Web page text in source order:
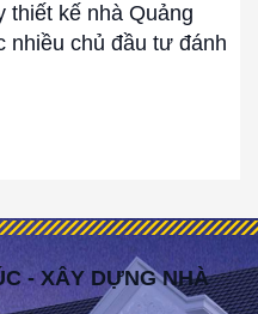
thiết kế nhà Quảng
nhiều chủ đầu tư đánh
- XÂY DỰNG NHÀ